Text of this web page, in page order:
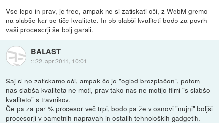
Vse lepo in prav, je free, ampak ne si zatiskati oči, z WebM gremo
na slabše kar se tiče kvalitete. In ob slabši kvaliteti bodo za povrh
vaši procesorji še bolj garali.
BALAST
::22. apr 2011, 10:01
Saj si ne zatiskamo oči, ampak če je "ogled brezplačen", potem
nas slabša kvaliteta ne moti, prav tako nas ne motijo filmi "s slabšo
kvaliteto" s travnikov.
Če pa za par % procesor več trpi, bodo pa že v osnovi "nujni" boljši
procesorji v pametnih napravah in ostalih tehnoloških gadgetih.